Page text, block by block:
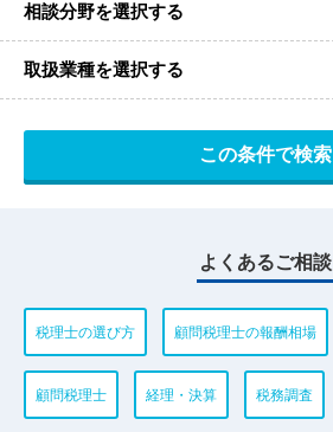
相談分野を選択する
取扱業種を選択する
よくあるご相談
税理士の選び方 顧問税理士の報酬相場
顧問税理士 経理・決算 税務調査